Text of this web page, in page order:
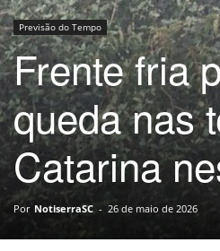
Previsão do Tempo
Frente fria
queda nas
Catarina
Por NotiserraSC - 26 de maio de 2026